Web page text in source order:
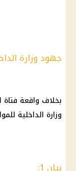
جهود وزارة
بخلاف واقعة
وزارة الداخلية
بيان 1: